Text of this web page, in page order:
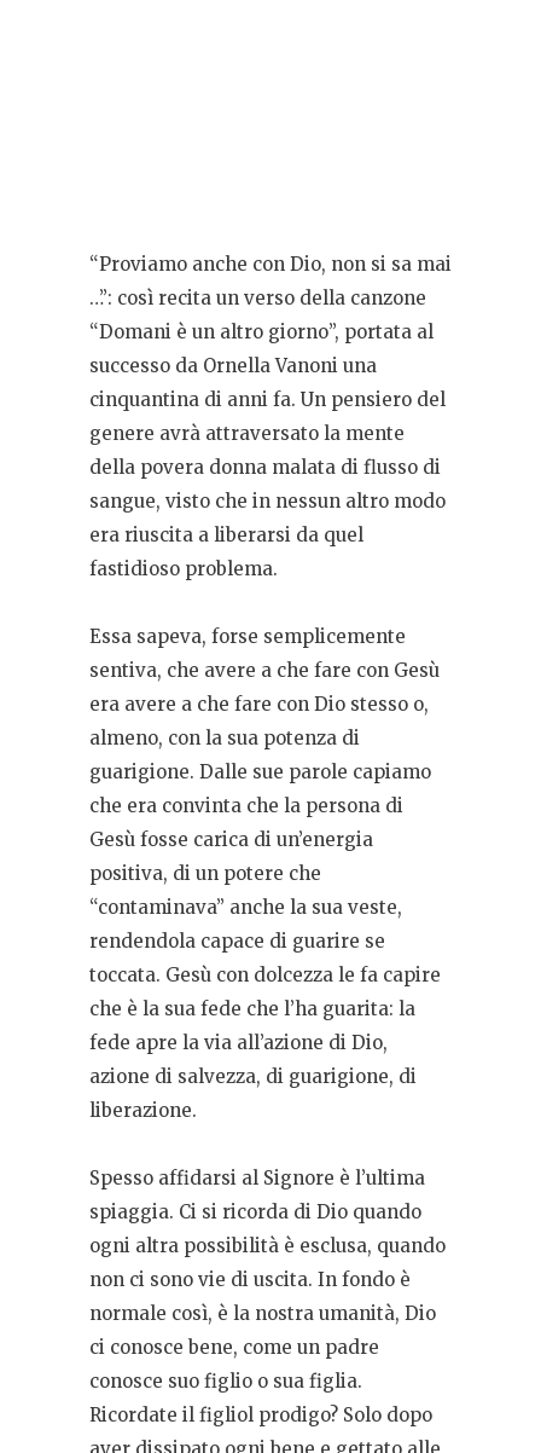
“Proviamo anche con Dio, non si sa mai
…”: così recita un verso della canzone
“Domani è un altro giorno”, portata al
successo da Ornella Vanoni una
cinquantina di anni fa. Un pensiero del
genere avrà attraversato la mente
della povera donna malata di flusso di
sangue, visto che in nessun altro modo
era riuscita a liberarsi da quel
fastidioso problema.
Essa sapeva, forse semplicemente
sentiva, che avere a che fare con Gesù
era avere a che fare con Dio stesso o,
almeno, con la sua potenza di
guarigione. Dalle sue parole capiamo
che era convinta che la persona di
Gesù fosse carica di un’energia
positiva, di un potere che
“contaminava” anche la sua veste,
rendendola capace di guarire se
toccata. Gesù con dolcezza le fa capire
che è la sua fede che l’ha guarita: la
fede apre la via all’azione di Dio,
azione di salvezza, di guarigione, di
liberazione.
Spesso affidarsi al Signore è l’ultima
spiaggia. Ci si ricorda di Dio quando
ogni altra possibilità è esclusa, quando
non ci sono vie di uscita. In fondo è
normale così, è la nostra umanità, Dio
ci conosce bene, come un padre
conosce suo figlio o sua figlia.
Ricordate il figliol prodigo? Solo dopo